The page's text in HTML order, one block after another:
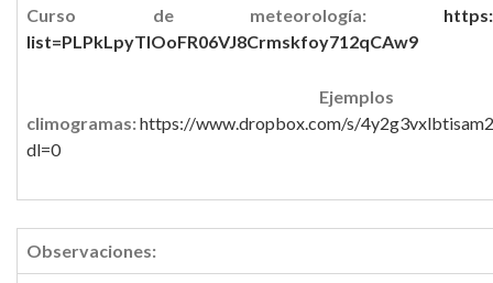
Curso de meteorología:
list=PLPkLpyTlOoFR06VJ8Crmskfoy712qCAw9
climogramas:https://www.dropbox.com/s/
dl=0
Observaciones: